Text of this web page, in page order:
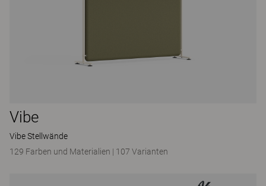
Vibe
Vibe Stellwände
129 Farben und Materialien | 107 Varianten